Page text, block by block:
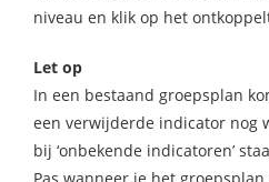
niveau en klik op het
Let op
In een bestaand groepsplan
een verwijderde indicator nog
bij ‘onbekende indicatoren’